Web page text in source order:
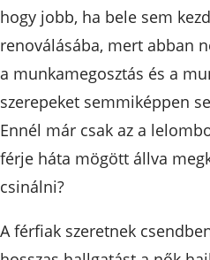
hogy jobb, ha bele sem
renoválásába, mert abban
a munkamegosztás és a
szerepeket semmiképpen
Ennél már csak az a
férje háta mögött állva
csinálni?
A férfiak szeretnek